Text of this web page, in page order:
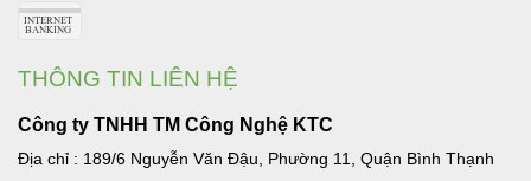
THÔNG TIN LIÊN HỆ
Công ty TNHH TM Công Nghệ KTC
Địa chỉ : 189/6 Nguyễn Văn Đậu, Phường 11, Quận Bình Thạnh